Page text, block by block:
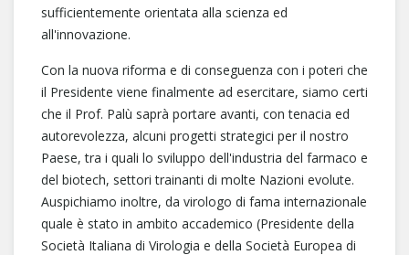
sufficientemente orientata alla scienza ed
all'innovazione.
Con la nuova riforma e di conseguenza con i poteri che
il Presidente viene finalmente ad esercitare, siamo certi
che il Prof. Palù saprà portare avanti, con tenacia ed
autorevolezza, alcuni progetti strategici per il nostro
Paese, tra i quali lo sviluppo dell'industria del farmaco e
del biotech, settori trainanti di molte Nazioni evolute.
Auspichiamo inoltre, da virologo di fama internazionale
quale è stato in ambito accademico (Presidente della
Società Italiana di Virologia e della Società Europea di